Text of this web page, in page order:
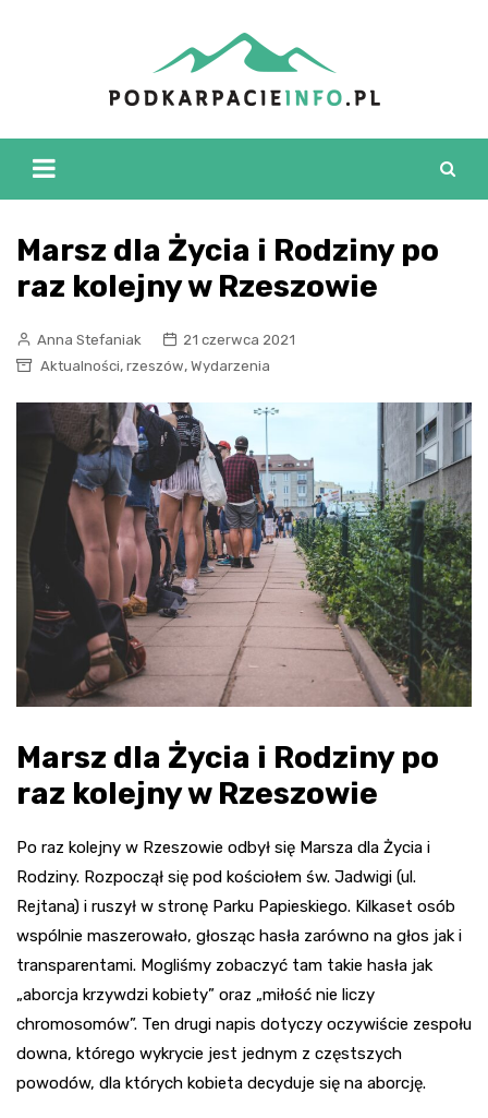
Marsz dla Życia i Rodziny po
raz kolejny w Rzeszowie
Anna Stefaniak
21 czerwca 2021
Aktualności, rzeszów, Wydarzenia
Marsz dla Życia i Rodziny po
raz kolejny w Rzeszowie
Po raz kolejny w Rzeszowie odbył się Marsza dla Życia i
Rodziny. Rozpoczął się pod kościołem św. Jadwigi (ul.
Rejtana) i ruszył w stronę Parku Papieskiego. Kilkaset osób
wspólnie maszerowało, głosząc hasła zarówno na głos jak i
transparentami. Mogliśmy zobaczyć tam takie hasła jak
„aborcja krzywdzi kobiety” oraz „miłość nie liczy
chromosomów”. Ten drugi napis dotyczy oczywiście zespołu
downa, którego wykrycie jest jednym z częstszych
powodów, dla których kobieta decyduje się na aborcję.